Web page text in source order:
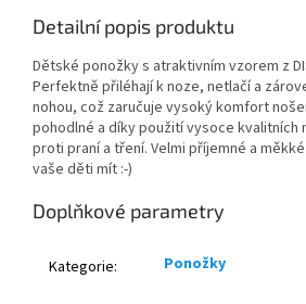
Detailní popis produktu
Dětské ponožky s atraktivním vzorem z
Perfektně přiléhají k noze, netlačí a
nohou, což zaručuje vysoký komfort
pohodlné a díky použití vysoce kvalitních
proti praní a tření. Velmi příjemné a
vaše děti mít :-)
Doplňkové parametry
Kategorie: Ponožky